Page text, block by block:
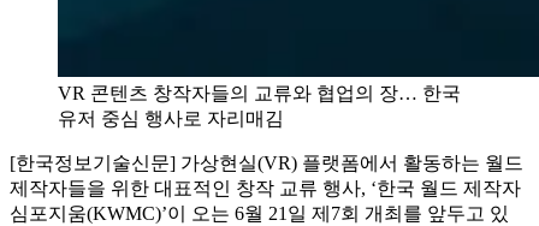
VR 콘텐츠 창작자들의 교류와 협업의 장… 한국
유저 중심 행사로 자리매김
[한국정보기술신문] 가상현실(VR) 플랫폼에서 활동하는 월드
제작자들을 위한 대표적인 창작 교류 행사, ‘한국 월드 제작자
심포지움(KWMC)’이 오는 6월 21일 제7회 개최를 앞두고 있